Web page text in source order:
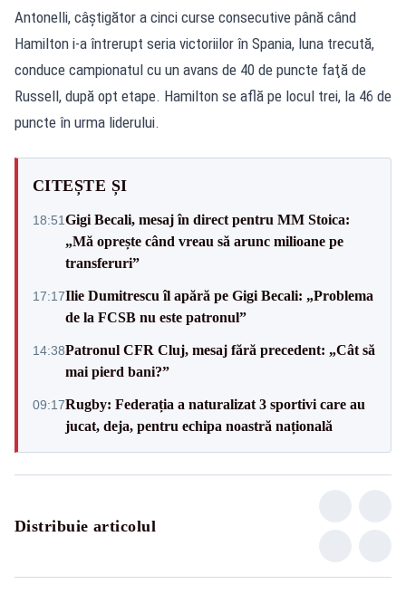
Antonelli, câştigător a cinci curse consecutive până când
Hamilton i-a întrerupt seria victoriilor în Spania, luna trecută,
conduce campionatul cu un avans de 40 de puncte faţă de
Russell, după opt etape. Hamilton se află pe locul trei, la 46 de
puncte în urma liderului.
CITEȘTE ȘI
18:51Gigi Becali, mesaj în direct pentru MM Stoica:
„Mă oprește când vreau să arunc milioane pe
transferuri”
17:17Ilie Dumitrescu îl apără pe Gigi Becali: „Problema
de la FCSB nu este patronul”
14:38Patronul CFR Cluj, mesaj fără precedent: „Cât să
mai pierd bani?”
09:17Rugby: Federația a naturalizat 3 sportivi care au
jucat, deja, pentru echipa noastră națională
Distribuie articolul